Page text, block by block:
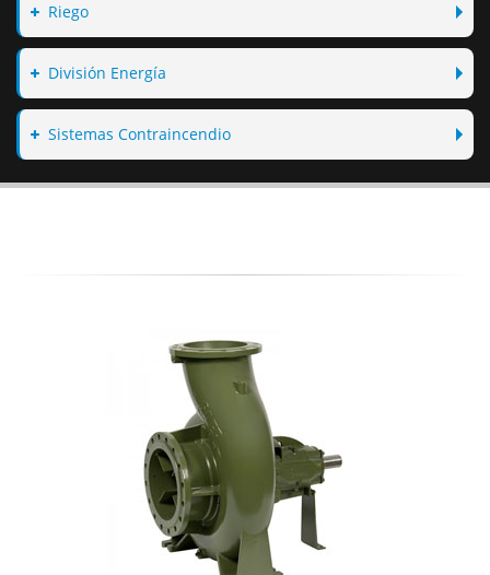
Riego
División Energía
Sistemas Contraincendio